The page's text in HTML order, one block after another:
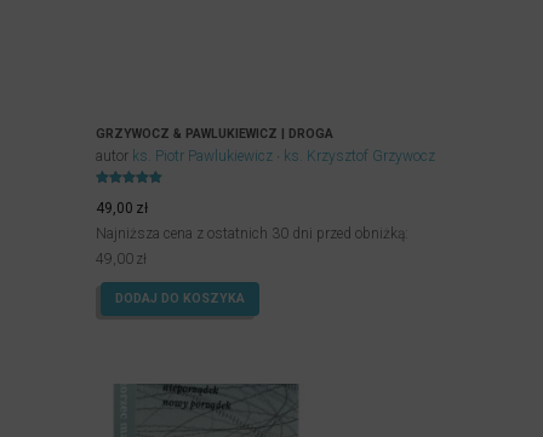
GRZYWOCZ & PAWLUKIEWICZ | DROGA
autor ks. Piotr Pawlukiewicz ks. Krzysztof Grzywocz
5.00
na 5.
49,00 zł
Najniższa cena z ostatnich 30 dni przed obniżką:
49,00 zł
DODAJ DO KOSZYKA